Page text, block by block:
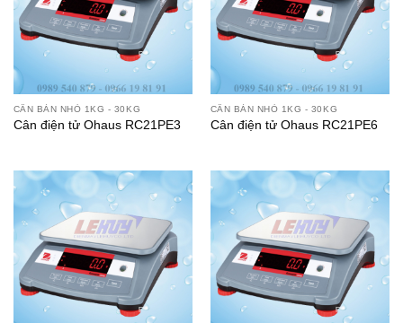
CÂN BÀN NHỎ 1KG - 30KG
Cân điện tử Ohaus RC21PE3
CÂN BÀN NHỎ 1KG - 30KG
Cân điện tử Ohaus RC21PE6